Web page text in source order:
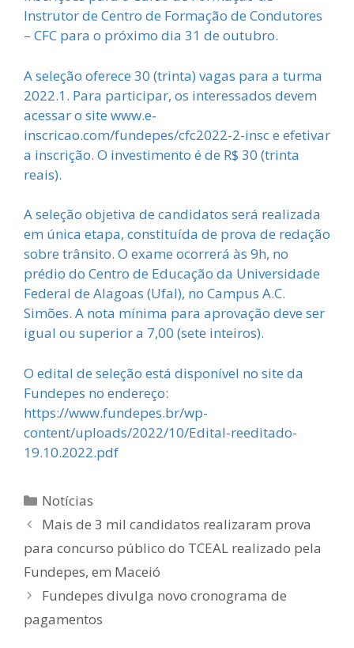
Instrutor de Centro de Formação de Condutores
– CFC para o próximo dia 31 de outubro.
A seleção oferece 30 (trinta) vagas para a turma
2022.1. Para participar, os interessados devem
acessar o site www.e-
inscricao.com/fundepes/cfc2022-2-insc e efetivar
a inscrição. O investimento é de R$ 30 (trinta
reais).
A seleção objetiva de candidatos será realizada
em única etapa, constituída de prova de redação
sobre trânsito. O exame ocorrerá às 9h, no
prédio do Centro de Educação da Universidade
Federal de Alagoas (Ufal), no Campus A.C.
Simões. A nota mínima para aprovação deve ser
igual ou superior a 7,00 (sete inteiros).
O edital de seleção está disponível no site da
Fundepes no endereço:
https://www.fundepes.br/wp-
content/uploads/2022/10/Edital-reeditado-
19.10.2022.pdf
Categorias
Notícias
Mais de 3 mil candidatos realizaram prova
para concurso público do TCEAL realizado pela
Fundepes, em Maceió
Fundepes divulga novo cronograma de
pagamentos